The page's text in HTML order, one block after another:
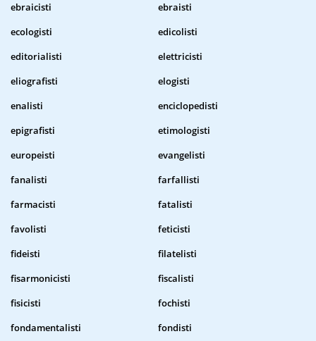
ebraicisti
ebraisti
ecologisti
edicolisti
editorialisti
elettricisti
eliografisti
elogisti
enalisti
enciclopedisti
epigrafisti
etimologisti
europeisti
evangelisti
fanalisti
farfallisti
farmacisti
fatalisti
favolisti
feticisti
fideisti
filatelisti
fisarmonicisti
fiscalisti
fisicisti
fochisti
fondamentalisti
fondisti